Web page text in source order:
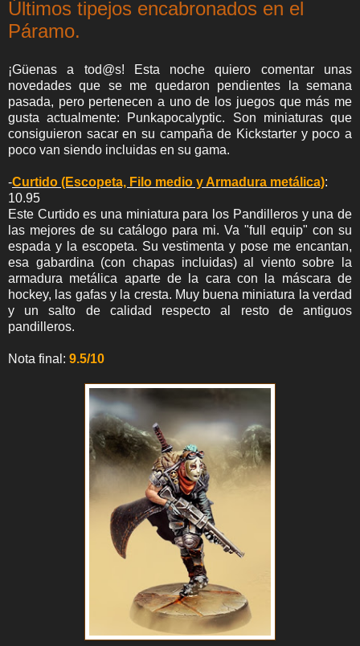
Últimos tipejos encabronados en el
Páramo.
¡Güenas a tod@s! Esta noche quiero comentar unas
novedades que se me quedaron pendientes la semana
pasada, pero pertenecen a uno de los juegos que más me
gusta actualmente: Punkapocalyptic. Son miniaturas que
consiguieron sacar en su campaña de Kickstarter y poco a
poco van siendo incluidas en su gama.
-Curtido (Escopeta, Filo medio y Armadura metálica):
10.95
Este Curtido es una miniatura para los Pandilleros y una de
las mejores de su catálogo para mi. Va "full equip" con su
espada y la escopeta. Su vestimenta y pose me encantan,
esa gabardina (con chapas incluidas) al viento sobre la
armadura metálica aparte de la cara con la máscara de
hockey, las gafas y la cresta. Muy buena miniatura la verdad
y un salto de calidad respecto al resto de antiguos
pandilleros.
Nota final: 9.5/10